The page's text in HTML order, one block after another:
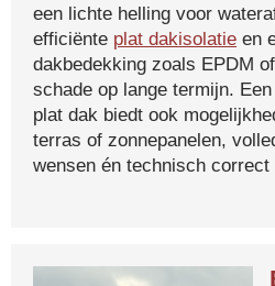
een lichte helling voor
efficiënte plat dakisolatie en
dakbedekking zoals EPDM of
schade op lange termijn.
plat dak biedt ook
terras of zonnepanelen,
wensen én technisch correct